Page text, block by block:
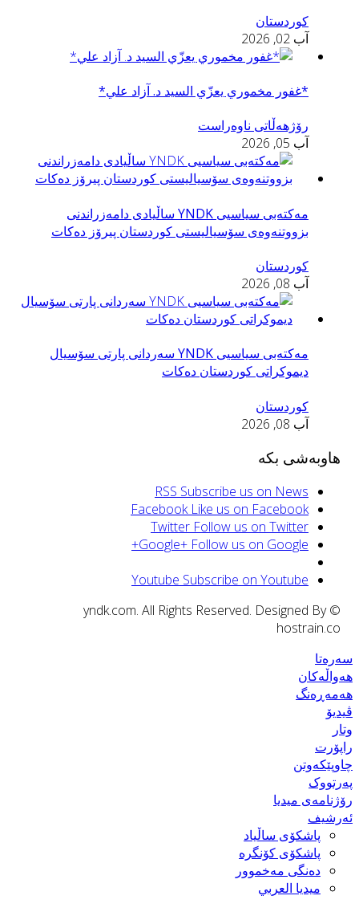
کوردستان
آب 02, 2026
*غفور مخموري يعزّي السید د. آزاد علي*
رۆژهەڵاتی ناوەراست
آب 05, 2026
مه‌كته‌بی سیاسیی YNDK ساڵیادی دامەزراندنی
بزووتنه‌وه‌ى سۆسياليستى كوردستان پیرۆز دەكات
کوردستان
آب 08, 2026
مه‌كته‌بی سیاسیی YNDK سه‌ردانى پارتى سۆسيال
ديموكراتى كوردستان دەكات
کوردستان
آب 08, 2026
هاوبەشی بکە
RSS Subscribe us on News
Facebook Like us on Facebook
Twitter Follow us on Twitter
Google+ Follow us on Google+
Youtube Subscribe on Youtube
© yndk.com. All Rights Reserved. Designed By
hostrain.co
سەرەتا
هەواڵەکان
هەمەڕەنگ
ڤیدیۆ
وتار
راپۆرت
چاوپێکەوتن
پەرتووک
رۆژنامەی میدیا
ئەرشیف
پاشكۆی ساڵیاد
پاشكۆی كۆنگره‌
ده‌نگی مه‌خموور
ميديا العربي